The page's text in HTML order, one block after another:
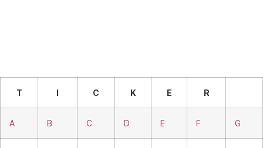
T I C K E R
A B C D E F G